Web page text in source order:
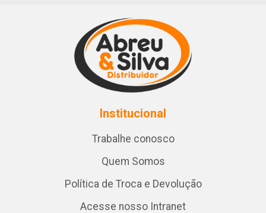
Institucional
Trabalhe conosco
Quem Somos
Política de Troca e Devolução
Acesse nosso Intranet